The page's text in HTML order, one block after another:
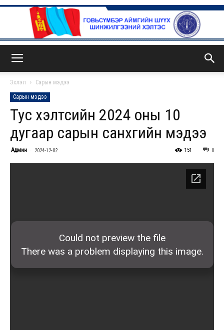
Эхлэл Сарын мэдээ
Сарын мэдээ
Тус хэлтсийн 2024 оны 10
дугаар сарын санхүүгийн мэдээ
Админ - 2024-12-02 0
151